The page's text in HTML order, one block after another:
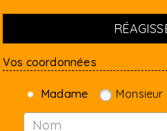
Vos coordonnées
Madame Monsieur